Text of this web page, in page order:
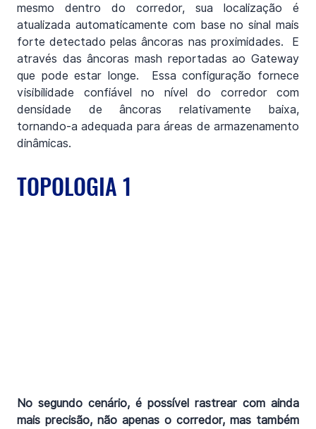
mesmo dentro do corredor, sua localização é
atualizada automaticamente com base no sinal mais
forte detectado pelas âncoras nas proximidades.  E
através das âncoras mash reportadas ao Gateway
que pode estar longe.  Essa configuração fornece
visibilidade confiável no nível do corredor com
densidade de âncoras relativamente baixa,
tornando-a adequada para áreas de armazenamento
dinâmicas.
TOPOLOGIA 1
No segundo cenário, é possível rastrear com ainda
mais precisão, não apenas o corredor, mas também